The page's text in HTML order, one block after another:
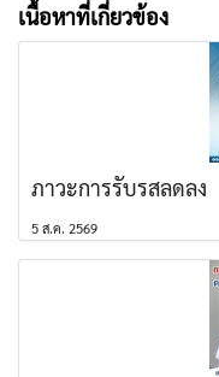
เนื้อหาที่เกี่ยวข้อง
ภาวะการรับรสลดลง
5 ส.ค. 2569